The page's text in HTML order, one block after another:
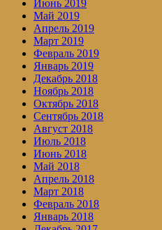
Июнь 2019
Май 2019
Апрель 2019
Март 2019
Февраль 2019
Январь 2019
Декабрь 2018
Ноябрь 2018
Октябрь 2018
Сентябрь 2018
Август 2018
Июль 2018
Июнь 2018
Май 2018
Апрель 2018
Март 2018
Февраль 2018
Январь 2018